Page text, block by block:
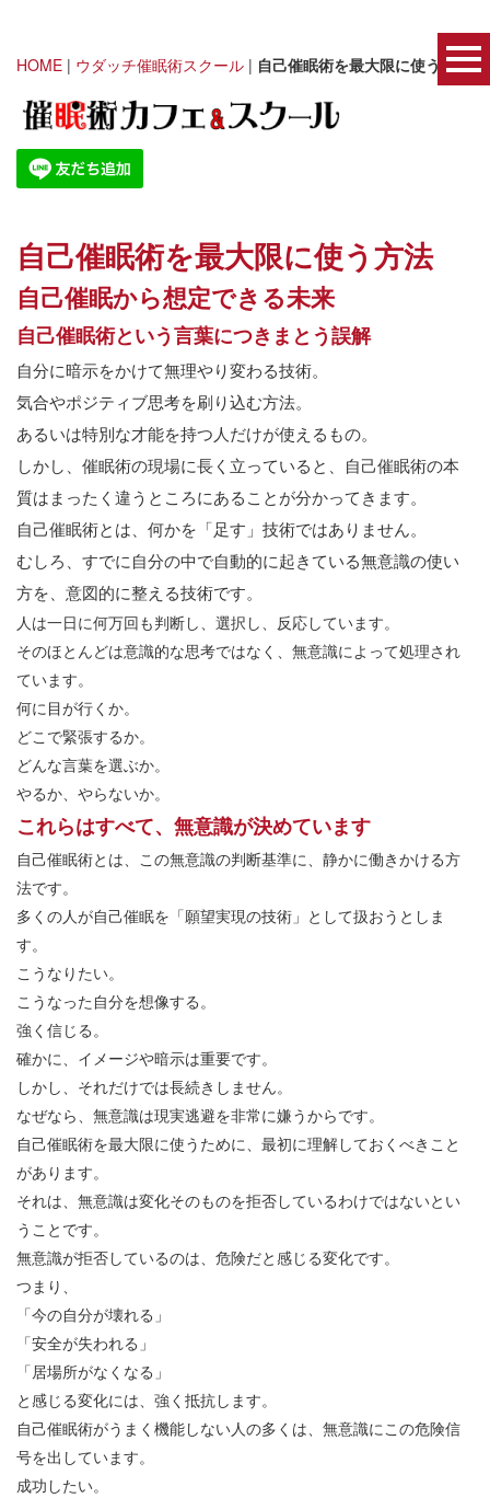
HOME | ウダッチ催眠術スクール | 自己催眠術を最大限に使う方法
自己催眠術を最大限に使う方法
自己催眠から想定できる未来
自己催眠術という言葉につきまとう誤解
自分に暗示をかけて無理やり変わる技術。
気合やポジティブ思考を刷り込む方法。
あるいは特別な才能を持つ人だけが使えるもの。
しかし、催眠術の現場に長く立っていると、自己催眠術の本
質はまったく違うところにあることが分かってきます。
自己催眠術とは、何かを「足す」技術ではありません。
むしろ、すでに自分の中で自動的に起きている無意識の使い
方を、意図的に整える技術です。
人は一日に何万回も判断し、選択し、反応しています。
そのほとんどは意識的な思考ではなく、無意識によって処理され
ています。
何に目が行くか。
どこで緊張するか。
どんな言葉を選ぶか。
やるか、やらないか。
これらはすべて、無意識が決めています
自己催眠術とは、この無意識の判断基準に、静かに働きかける方
法です。
多くの人が自己催眠を「願望実現の技術」として扱おうとしま
す。
こうなりたい。
こうなった自分を想像する。
強く信じる。
確かに、イメージや暗示は重要です。
しかし、それだけでは長続きしません。
なぜなら、無意識は現実逃避を非常に嫌うからです。
自己催眠術を最大限に使うために、最初に理解しておくべきこと
があります。
それは、無意識は変化そのものを拒否しているわけではないとい
うことです。
無意識が拒否しているのは、危険だと感じる変化です。
つまり、
「今の自分が壊れる」
「安全が失われる」
「居場所がなくなる」
と感じる変化には、強く抵抗します。
自己催眠術がうまく機能しない人の多くは、無意識にこの危険信
号を出しています。
成功したい。